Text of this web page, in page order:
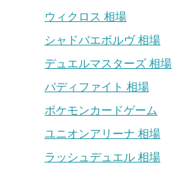
ウィクロス 相場
シャドバエボルヴ 相場
デュエルマスターズ 相場
バディファイト 相場
ポケモンカードゲーム
ユニオンアリーナ 相場
ラッシュデュエル 相場